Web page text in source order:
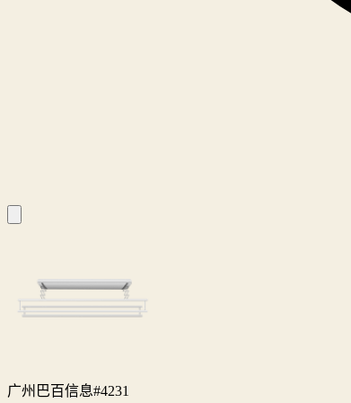
广州巴百信息#4231